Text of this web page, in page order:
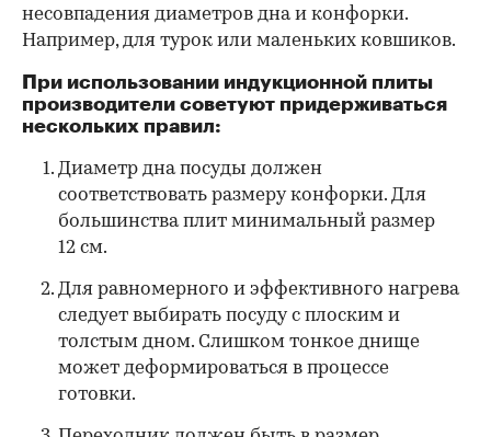
несовпадения диаметров дна и конфорки.
Например, для турок или маленьких ковшиков.
При использовании индукционной плиты
производители советуют придерживаться
нескольких правил:
Диаметр дна посуды должен
соответствовать размеру конфорки. Для
большинства плит минимальный размер
12 см.
Для равномерного и эффективного нагрева
следует выбирать посуду с плоским и
толстым дном. Слишком тонкое днище
может деформироваться в процессе
готовки.